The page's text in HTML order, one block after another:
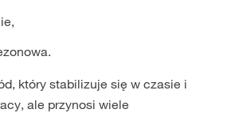
który stabilizuje się w czasie i
ale przynosi wiele